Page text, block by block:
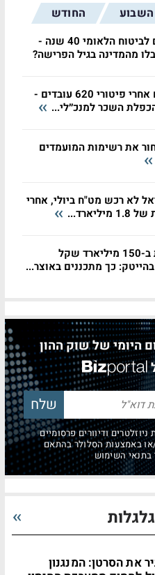
השבוע החודש
שילמתם לביטוח הלאומי 40 שנה -
מהמדינה בגיל הפרישה?
שבועיים אחרי פיטורי 620 עובדים -
השכר למנכ״לי...
את רשימות המועמדים
לא רכש מט"ח ביולי, אחרי
אופציות ב-150 מיליארד שקל
כך מתכננים באוצר...
היומי של שוק ההון
ודיוורים פרסומיים
או באמצעות הסלולר בהתאם
את הסרטן: המנגנון